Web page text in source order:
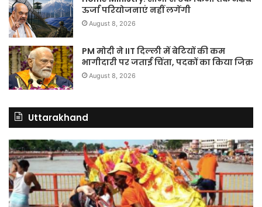
ऊर्जा परियोजनाएं नहीं लगेंगी
August 8, 2026
PM मोदी ने IIT दिल्ली में बेटियों की कम
भागीदारी पर जताई चिंता, पदकों का किया जिक्र
August 8, 2026
Uttarakhand